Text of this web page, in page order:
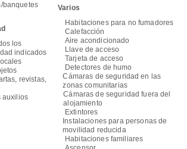
banquetes
los
indicados
revistas,
auxilios
Varios
Habitaciones para no fumadores
Calefacción
Aire acondicionado
Llave de acceso
Tarjeta de acceso
Detectores de humo
Cámaras de seguridad en las
zonas comunitarias
Cámaras de seguridad fuera del
alojamiento
Extintores
Instalaciones para personas de
movilidad reducida
Habitaciones familiares